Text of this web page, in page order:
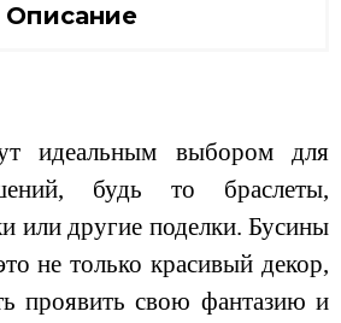
Описание
идеальным выбором для
будь то браслеты,
или другие поделки. Бусины
не только красивый декор,
проявить свою фантазию и